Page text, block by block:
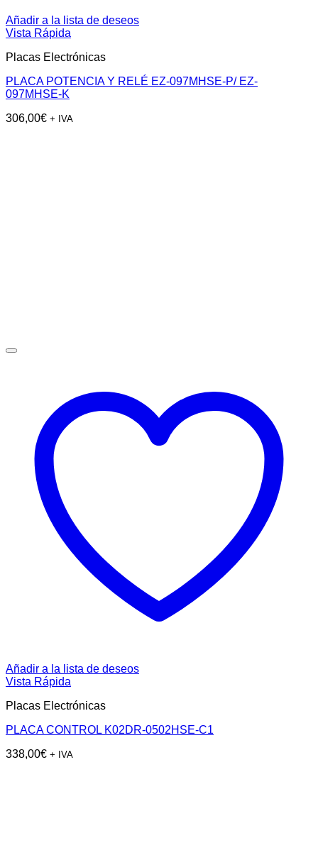
Añadir a la lista de deseos
Vista Rápida
Placas Electrónicas
PLACA POTENCIA Y RELÉ EZ-097MHSE-P/ EZ-
097MHSE-K
306,00€ + IVA
Añadir a la lista de deseos
Vista Rápida
Placas Electrónicas
PLACA CONTROL K02DR-0502HSE-C1
338,00€ + IVA